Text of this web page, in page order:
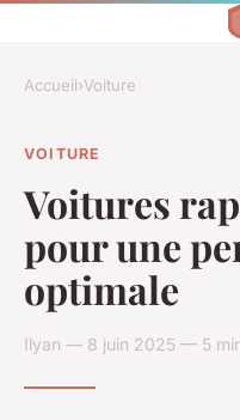
Accueil›Voiture
VOITURE
Voitures
pour une
optimale
Ilyan — 8 juin 2025 — 5